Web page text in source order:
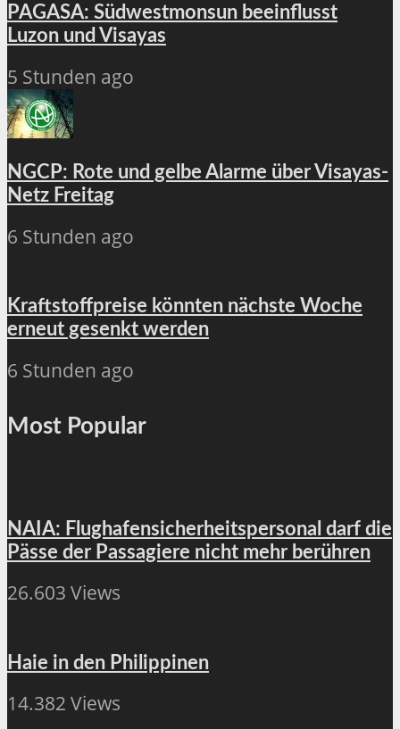
PAGASA: Südwestmonsun beeinflusst
Luzon und Visayas
5 Stunden ago
NGCP: Rote und gelbe Alarme über Visayas-
Netz Freitag
6 Stunden ago
Kraftstoffpreise könnten nächste Woche
erneut gesenkt werden
6 Stunden ago
Most Popular
NAIA: Flughafensicherheitspersonal darf die
Pässe der Passagiere nicht mehr berühren
26.603 Views
Haie in den Philippinen
14.382 Views